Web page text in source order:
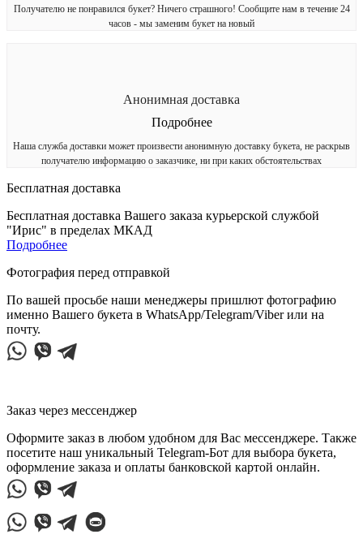
Получателю не понравился букет? Ничего страшного! Сообщите нам в течение 24
часов - мы заменим букет на новый
Анонимная доставка
Подробнее
Наша служба доставки может произвести анонимную доставку букета, не раскрыв
получателю информацию о заказчике, ни при каких обстоятельствах
Бесплатная доставка
Бесплатная доставка Вашего заказа курьерской службой
"Ирис" в пределах МКАД
Подробнее
Фотография перед отправкой
По вашей просьбе наши менеджеры пришлют фотографию
именно Вашего букета в WhatsApp/Telegram/Viber или на
почту.
Заказ через мессенджер
Оформите заказ в любом удобном для Вас мессенджере. Также
посетите наш уникальный Telegram-Бот для выбора букета,
оформление заказа и оплаты банковской картой онлайн.